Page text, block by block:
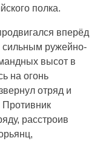
полка.
вперёд
ружейно-
высот в
на огонь
отряд и
Противник
расстроив